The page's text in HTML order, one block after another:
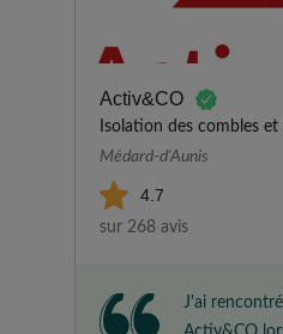
200%. Merci
Activ&CO
Isolation des combles
Médard-d'Aunis
4.7
sur 268 avis
J'ai